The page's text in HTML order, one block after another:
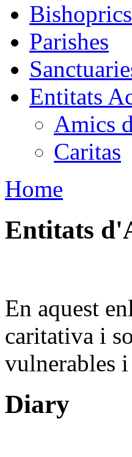
Bishoprics
Parishes
Entitats
Amics
Caritas
Home
Entitats
En aquest
caritativa i
vulnerables
Diary